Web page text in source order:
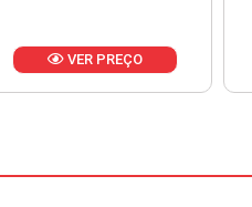
VER PREÇO